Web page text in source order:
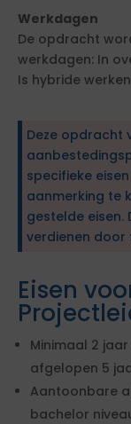
Werkdagen
De opdracht
werkdagen: In
Is hybride
Deze opdracht
specifieke
aanmerking te
gestelde eisen.
verdienen door
Eisen
Minimaal 2
afgelopen 5
Aantoonbare
bachelor